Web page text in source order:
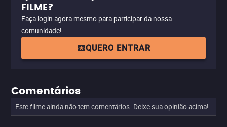
FILME?
Faça login agora mesmo para participar da nossa
comunidade!
QUERO ENTRAR
Comentários
Este filme ainda não tem comentários. Deixe sua opinião acima!